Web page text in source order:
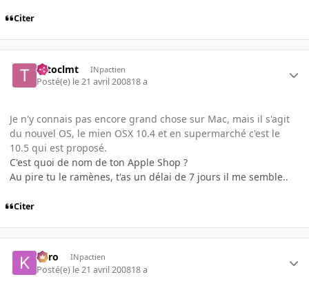
Citer
totoclmt INpactien
Posté(e) le 21 avril 200818 a
Je n'y connais pas encore grand chose sur Mac, mais il s'agit
du nouvel OS, le mien OSX 10.4 et en supermarché c'est le
10.5 qui est proposé.
C'est quoi de nom de ton Apple Shop ?
Au pire tu le ramènes, t'as un délai de 7 jours il me semble..
Citer
kyro INpactien
Posté(e) le 21 avril 200818 a